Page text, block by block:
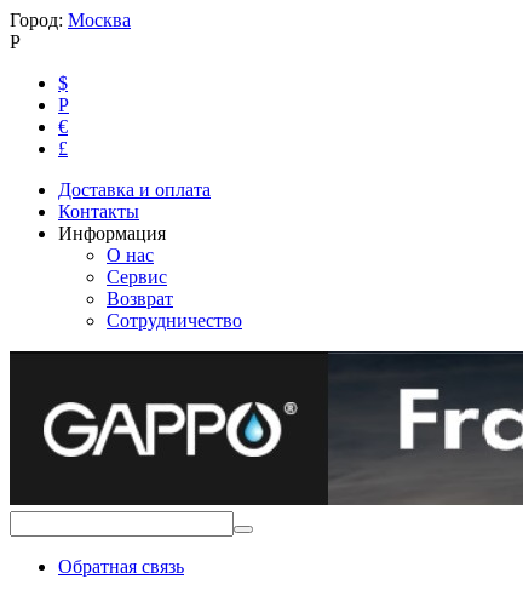
Город: Москва
Р
$
Р
€
£
Доставка и оплата
Контакты
Информация
О нас
Сервис
Возврат
Сотрудничество
Обратная связь